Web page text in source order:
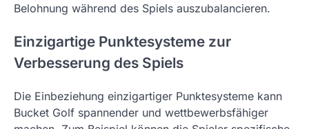
Belohnung während des Spiels auszubalancieren.
Einzigartige Punktesysteme zur
Verbesserung des Spiels
Die Einbeziehung einzigartiger Punktesysteme kann
Bucket Golf spannender und wettbewerbsfähiger